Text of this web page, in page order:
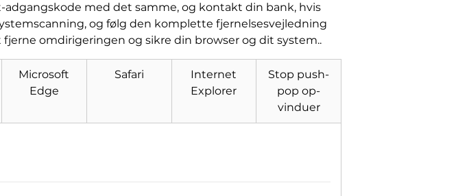
med det samme, og kontakt din bank, hvis
og følg den komplette fjernelsesvejledning
omdirigeringen og sikre din browser og dit system..
Microsoft
Edge
Safari
Internet
Explorer
Stop push-
pop op-
vinduer
af